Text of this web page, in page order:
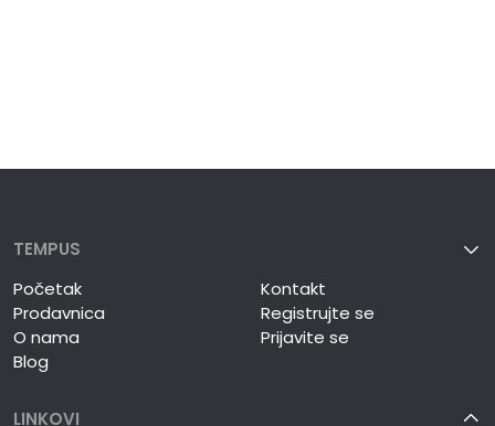
TEMPUS
Početak
Prodavnica
O nama
Blog
Kontakt
Registrujte se
Prijavite se
LINKOVI